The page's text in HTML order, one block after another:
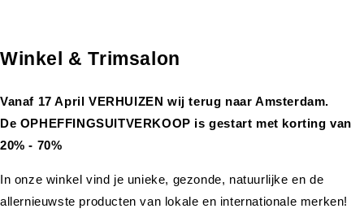
Winkel & Trimsalon
Vanaf 17 April VERHUIZEN wij terug naar Amsterdam.
De OPHEFFINGSUITVERKOOP is gestart met korting van
20% - 70%
In onze winkel vind je unieke, gezonde, natuurlijke en de
allernieuwste producten van lokale en internationale merken!